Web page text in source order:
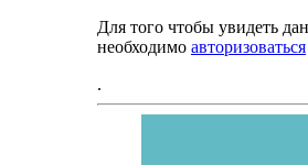
Для того чтобы увидеть
необходимо авторизоваться
.